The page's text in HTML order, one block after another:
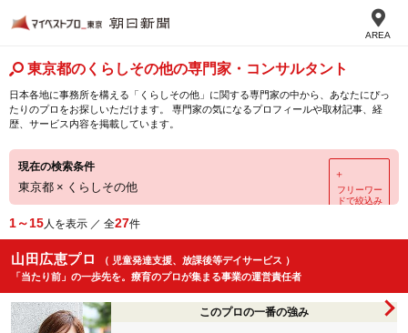
AREA
東京都のくらしその他の専門家・コンサルタント
日本各地に事務所を構える「くらしその他」に関する専門家の中から、あなたにぴっ
たりのプロをお探しいただけます。 専門家の気になるプロフィールや取材記事、経
歴、サービス内容を掲載しています。
現在の検索条件
東京都 × くらしその他
＋
フリーワー
ドで絞込み
1～15人を表示 ／ 全27件
山田広恵プロ
（ 児童発達支援、放課後等デイサービス ）
「当たり前」の一歩先を。療育のプロが集まる事業の運営責任者
このプロの一番の強み